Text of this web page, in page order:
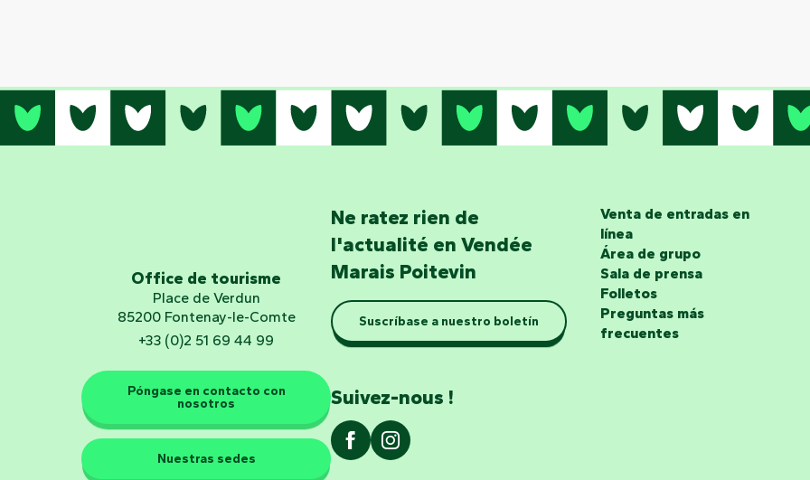
Office de tourisme
Place de Verdun
85200 Fontenay-le-Comte
+33 (0)2 51 69 44 99
Póngase en contacto con
nosotros
Nuestras sedes
Ne ratez rien de
l'actualité en Vendée
Marais Poitevin
Suscríbase a nuestro boletín
Suivez-nous !
Venta de entradas en
línea
Área de grupo
Sala de prensa
Folletos
Preguntas más
frecuentes